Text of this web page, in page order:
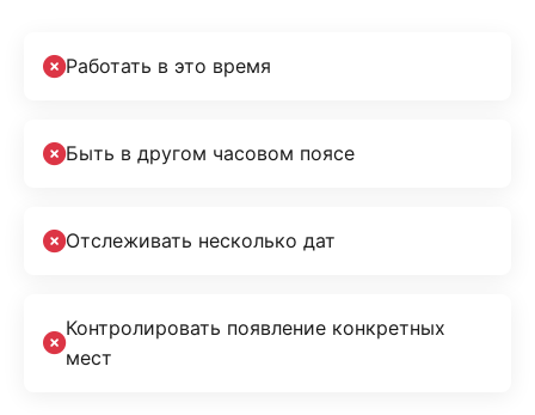
Работать в это время
Быть в другом часовом поясе
Отслеживать несколько дат
Контролировать появление конкретных
мест